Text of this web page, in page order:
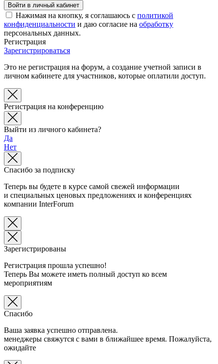
Нажимая на кнопку, я соглашаюсь с политикой
конфиденциальности и даю согласие на обработку
персональных данных.
Регистрация
Зарегистрироваться
Это не регистрация на форум, а создание учетной записи в
личном кабинете для участников, которые оплатили доступ.
Регистрация на конференцию
Выйти из личного кабинета?
Да
Нет
Спасибо за подписку
Теперь вы будете в курсе самой свежей информации
и специальных ценовых предложениях и конференциях
компании InterForum
Зарегистрированы
Регистрация прошла успешно!
Теперь Вы можете иметь полный доступ ко всем
мероприятиям
Спасибо
Ваша заявка успешно отправлена.
менеджеры свяжутся с вами в ближайшее время. Пожалуйста,
ожидайте